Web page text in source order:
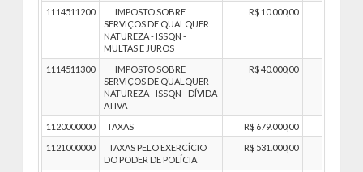
1114511200
IMPOSTO SOBRE
SERVIÇOS DE QUALQUER
NATUREZA - ISSQN -
MULTAS E JUROS
R$ 10.000,00
1114511300
IMPOSTO SOBRE
SERVIÇOS DE QUALQUER
NATUREZA - ISSQN - DÍVIDA
ATIVA
R$ 40.000,00
1120000000 TAXAS R$ 679.000,00
1121000000
TAXAS PELO EXERCÍCIO
DO PODER DE POLÍCIA
R$ 531.000,00